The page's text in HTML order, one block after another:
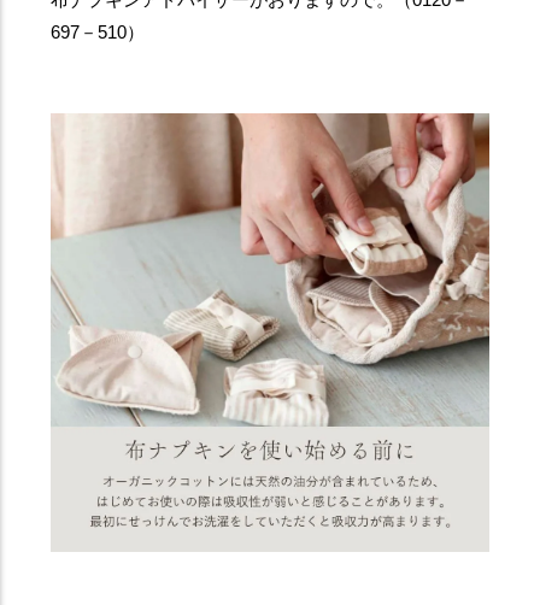
697－510）